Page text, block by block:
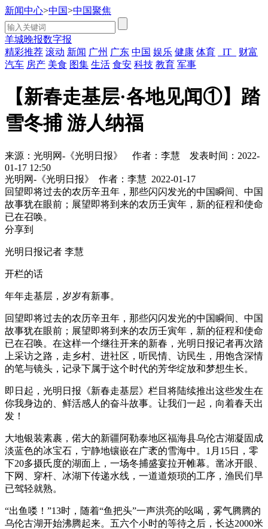
新闻中心>中国>中国聚焦
羊城晚报数字报
精彩推荐 滚动 新闻 广州 广东 中国 娱乐 健康 体育 IT
财富
汽车 房产 美食 图集 生活 食安 科技 教育 军事
【新春走基层·各地见闻①】踏
雪冬捕 游人纳福
来源：光明网-《光明日报》 作者：李慧
发表时间：2022-
01-17 12:50
光明网-《光明日报》
作者：李慧 2022-01-17
回望即将过去的农历辛丑年，那些闪闪发光的中国瞬间、中国
故事犹在眼前；展望即将到来的农历壬寅年，新的征程和使命
已在召唤。
分享到
光明日报记者 李慧
开栏的话
年年走基层，岁岁有新事。
回望即将过去的农历辛丑年，那些闪闪发光的中国瞬间、中国
故事犹在眼前；展望即将到来的农历壬寅年，新的征程和使命
已在召唤。在这样一个继往开来的新春，光明日报记者再次踏
上采访之路，走乡村、进社区，听民情、访民生，用饱含深情
的笔与镜头，记录下属于这个时代的芳华绽放和梦想生长。
即日起，光明日报《新春走基层》栏目将陆续推出这些发生在
你我身边的、鲜活感人的奋斗故事。让我们一起，向着春天出
发！
大地银装素裹，偌大的新疆阿勒泰地区福海县乌伦古湖凝固成
淡蓝色的冰宝石，宁静地镶嵌在广袤的雪海中。1月15日，零
下20多摄氏度的湖面上，一场冬捕盛宴拉开帷幕。凿冰开眼、
下网、穿杆、冰湖下传递水线，一道道烦琐的工序，渔民们早
已驾轻就熟。
“出鱼喽！”13时，随着“鱼把头”一声洪亮的吆喝，雾气腾腾的
乌伦古湖开始沸腾起来。五六个小时的等待之后，长达2000米